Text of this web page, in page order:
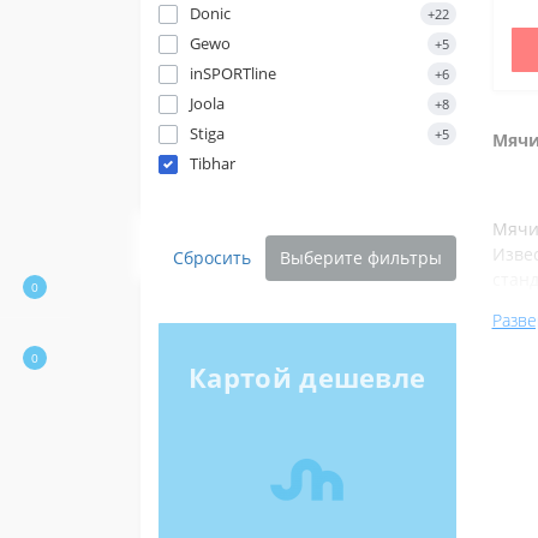
0
0
Donic +22
Gewo +5
inSPORTline +6
Joola +8
Stiga +5
Tibhar
Сбросить Выберите фильтры
Картой дешевле
Мячи